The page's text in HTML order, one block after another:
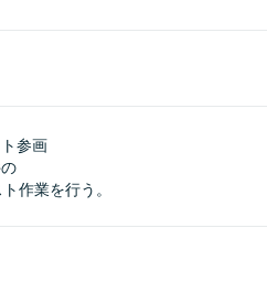
参画
作業を行う。